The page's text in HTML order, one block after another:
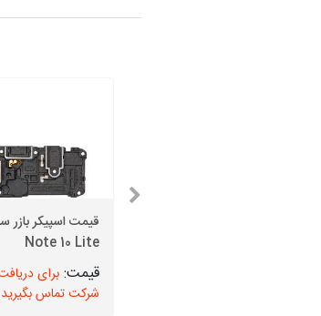
قیمت اسپیکر بازر
Note 10 Lite
برای
شرکت تماس بگیرید